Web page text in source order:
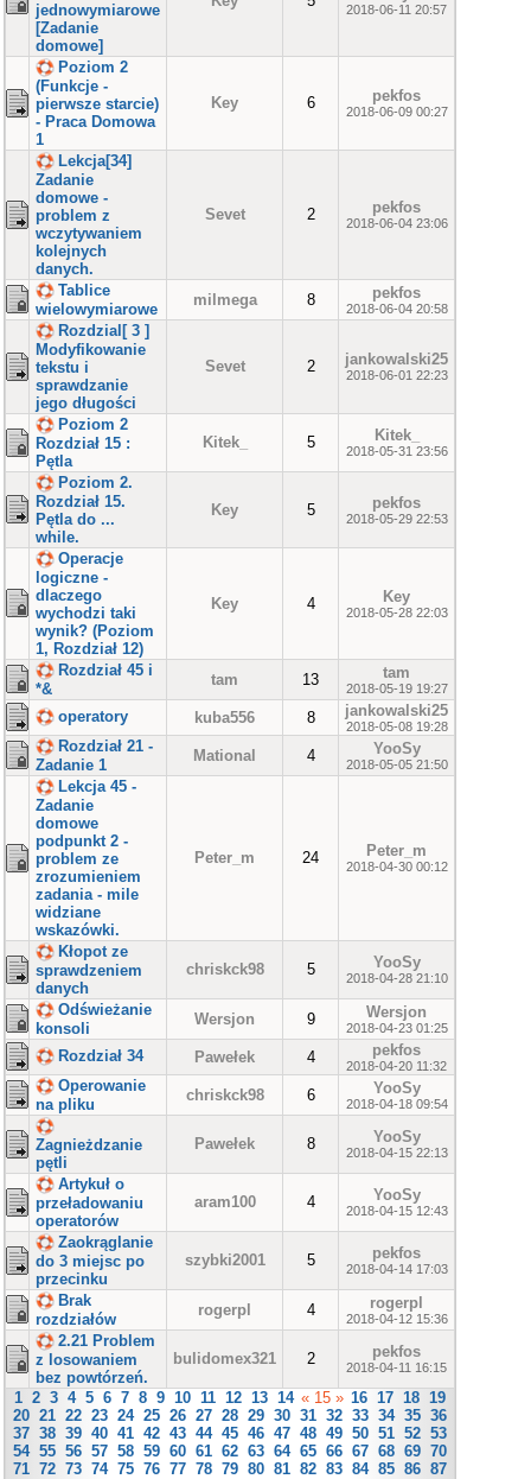
jednowymiarowe
[Zadanie
domowe]
2018-06-11 20:57
Poziom 2
(Funkcje -
pierwsze starcie)
- Praca Domowa
1
Key 6 pekfos
2018-06-09 00:27
Lekcja[34]
Zadanie
domowe -
problem z
wczytywaniem
kolejnych
danych.
Sevet 2 pekfos
2018-06-04 23:06
Tablice
wielowymiarowe
milmega 8 pekfos
2018-06-04 20:58
Rozdzial[ 3 ]
Modyfikowanie
tekstu i
sprawdzanie
jego długości
Sevet 2 jankowalski25
2018-06-01 22:23
Poziom 2
Rozdział 15 :
Pętla
Kitek_ 5 Kitek_
2018-05-31 23:56
Poziom 2.
Rozdział 15.
Pętla do ...
while.
Key 5 pekfos
2018-05-29 22:53
Operacje
logiczne -
dlaczego
wychodzi taki
wynik? (Poziom
1, Rozdział 12)
Key 4 Key
2018-05-28 22:03
Rozdział 45 i
*&
tam 13 tam
2018-05-19 19:27
operatory kuba556 8 jankowalski25
2018-05-08 19:28
Rozdział 21 -
Zadanie 1
Mational 4 YooSy
2018-05-05 21:50
Lekcja 45 -
Zadanie
domowe
podpunkt 2 -
problem ze
zrozumieniem
zadania - mile
widziane
wskazówki.
Peter_m 24 Peter_m
2018-04-30 00:12
Kłopot ze
sprawdzeniem
danych
chriskck98 5 YooSy
2018-04-28 21:10
Odświeżanie
konsoli
Wersjon 9 Wersjon
2018-04-23 01:25
Rozdział 34 Pawełek 4 pekfos
2018-04-20 11:32
Operowanie
na pliku
chriskck98 6 YooSy
2018-04-18 09:54
Zagnieżdzanie
pętli
Pawełek 8 YooSy
2018-04-15 22:13
Artykuł o
przeładowaniu
operatorów
aram100 4 YooSy
2018-04-15 12:43
Zaokrąglanie
do 3 miejsc po
przecinku
szybki2001 5 pekfos
2018-04-14 17:03
Brak
rozdziałów
rogerpl 4 rogerpl
2018-04-12 15:36
2.21 Problem
z losowaniem
bez powtórzeń.
bulidomex321 2 pekfos
2018-04-11 16:15
1 2 3 4 5 6 7 8 9 10 11 12 13 14 « 15 » 16 17 18 19
20 21 22 23 24 25 26 27 28 29 30 31 32 33 34 35 36
37 38 39 40 41 42 43 44 45 46 47 48 49 50 51 52 53
54 55 56 57 58 59 60 61 62 63 64 65 66 67 68 69 70
71 72 73 74 75 76 77 78 79 80 81 82 83 84 85 86 87